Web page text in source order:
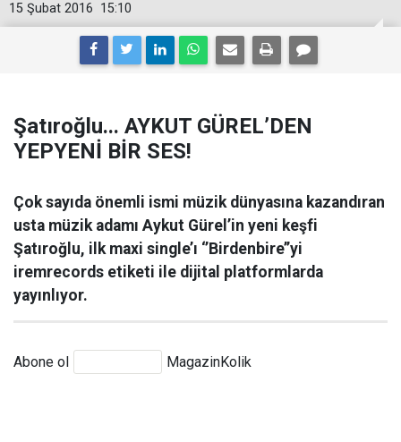
15:10
15 Şubat 2016
Şatıroğlu... AYKUT GÜREL’DEN
YEPYENİ BİR SES!
Çok sayıda önemli ismi müzik dünyasına kazandıran
usta müzik adamı Aykut Gürel’in yeni keşfi
Şatıroğlu, ilk maxi single’ı ‘’Birdenbire’’yi
iremrecords etiketi ile dijital platformlarda
yayınlıyor.
Abone ol MagazinKolik